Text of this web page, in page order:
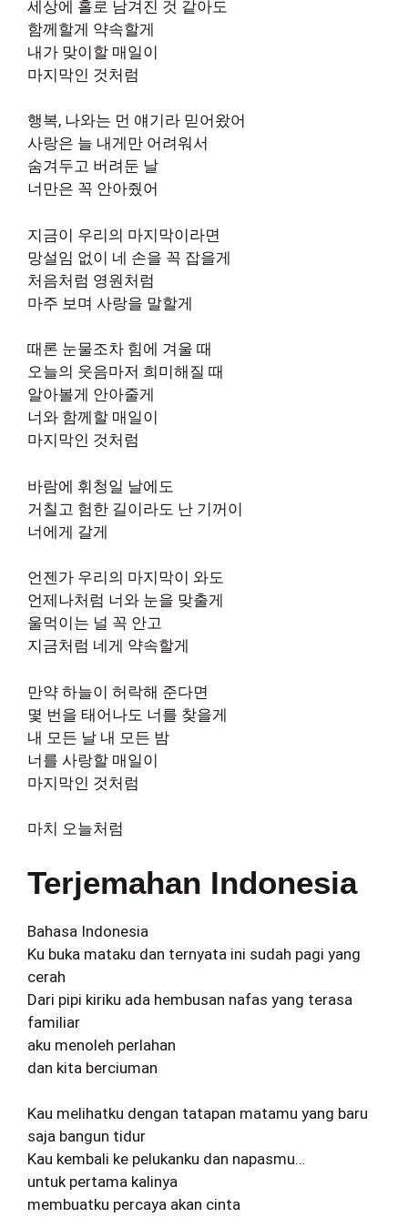
세상에 홀로 남겨진 것 같아도
함께할게 약속할게
내가 맞이할 매일이
마지막인 것처럼
행복, 나와는 먼 얘기라 믿어왔어
사랑은 늘 내게만 어려워서
숨겨두고 버려둔 날
너만은 꼭 안아줬어
지금이 우리의 마지막이라면
망설임 없이 네 손을 꼭 잡을게
처음처럼 영원처럼
마주 보며 사랑을 말할게
때론 눈물조차 힘에 겨울 때
오늘의 웃음마저 희미해질 때
알아볼게 안아줄게
너와 함께할 매일이
마지막인 것처럼
바람에 휘청일 날에도
거칠고 험한 길이라도 난 기꺼이
너에게 갈게
언젠가 우리의 마지막이 와도
언제나처럼 너와 눈을 맞출게
울먹이는 널 꼭 안고
지금처럼 네게 약속할게
만약 하늘이 허락해 준다면
몇 번을 태어나도 너를 찾을게
내 모든 날 내 모든 밤
너를 사랑할 매일이
마지막인 것처럼
마치 오늘처럼
Terjemahan Indonesia
Bahasa Indonesia
Ku buka mataku dan ternyata ini sudah pagi yang
cerah
Dari pipi kiriku ada hembusan nafas yang terasa
familiar
aku menoleh perlahan
dan kita berciuman
Kau melihatku dengan tatapan matamu yang baru
saja bangun tidur
Kau kembali ke pelukanku dan napasmu…
untuk pertama kalinya
membuatku percaya akan cinta